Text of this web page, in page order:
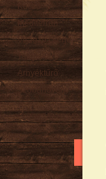
Kúszó
Mediterrán
Virágzó cserje
Talajtakaró
Árnyéktűrő
Szobanövény